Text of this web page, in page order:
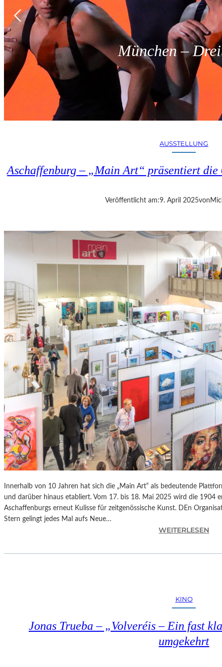
München –
AUSSTELLUNG
Aschaffenburg – „Main Art“ präsentiert die
Veröffentlicht am:9. April 2025von
Innerhalb von 10 Jahren hat sich die „Main Art“ als bedeutende
und darüber hinaus etabliert. Vom 17. bis 18. Mai 2025 wird die 1904
Aschaffenburgs erneut Kulisse für zeitgenössische Kunst. DEn
Stern gelingt jedes Mal aufs Neue…
WEITERLESEN
S
N
B
U
KINO
Jonas Trueba – „Volveréis – Ein fast
umgekehrt